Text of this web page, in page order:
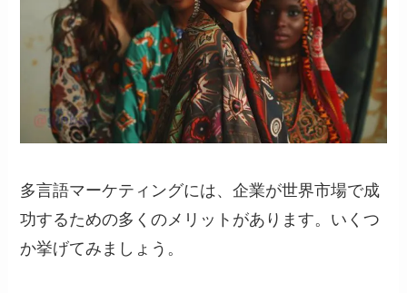
多言語マーケティングには、企業が世界市場で成
功するための多くのメリットがあります。いくつ
か挙げてみましょう。